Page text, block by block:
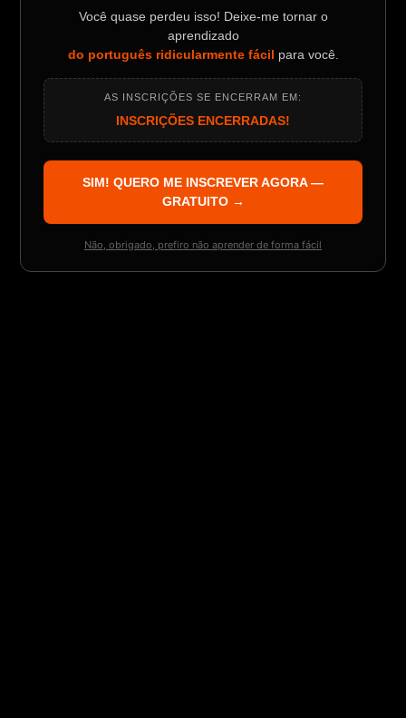
Você quase perdeu isso! Deixe-me tornar o
aprendizado
do português ridicularmente fácil para você.
AS INSCRIÇÕES SE ENCERRAM EM:
INSCRIÇÕES ENCERRADAS!
SIM! QUERO ME INSCREVER AGORA —
GRATUITO →
Não, obrigado, prefiro não aprender de forma fácil